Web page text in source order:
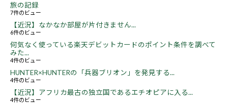
旅の記録
7件のビュー
【近況】なかなか部屋が片付きません...
6件のビュー
何気なく使っている楽天デビットカードのポイント条件を調べて
みた...
4件のビュー
HUNTER×HUNTERの「兵器ブリオン」を発見する...
4件のビュー
【近況】アフリカ最古の独立国であるエチオピアに入る...
4件のビュー